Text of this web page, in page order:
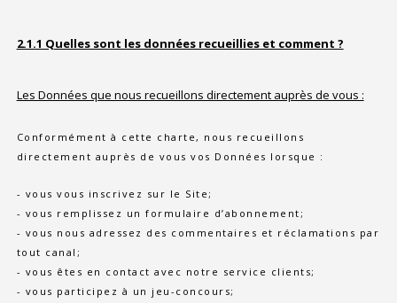
2.1.1 Quelles sont les données recueillies et comment ?
Les Données que nous recueillons directement auprès de vous :
Conformément à cette charte, nous recueillons
directement auprès de vous vos Données lorsque :
- vous vous inscrivez sur le Site;
- vous remplissez un formulaire d’abonnement;
- vous nous adressez des commentaires et réclamations par
tout canal;
- vous êtes en contact avec notre service clients;
- vous participez à un jeu-concours;